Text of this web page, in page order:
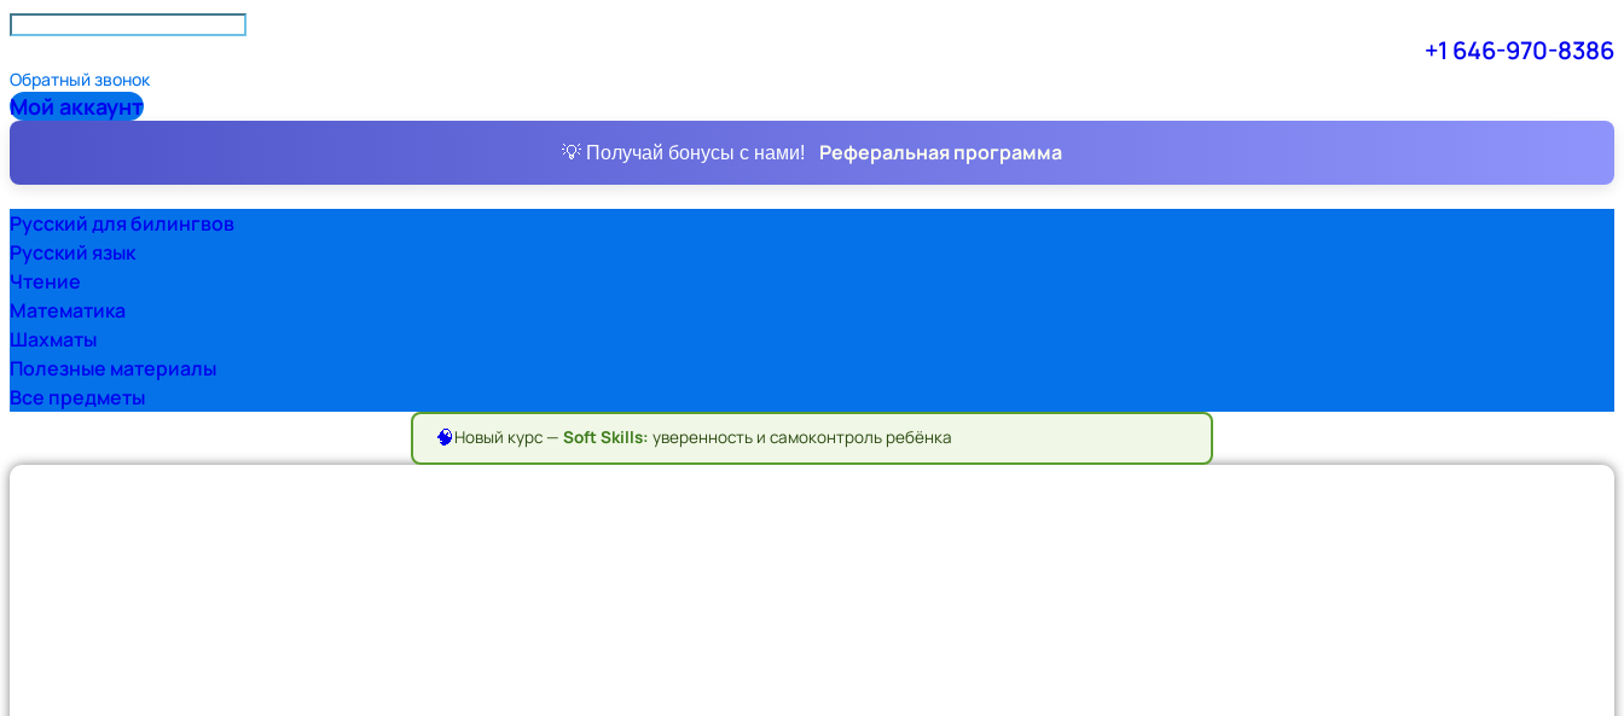
+1 646-970-8386
Обратный звонок
Мой аккаунт
💡 Получай бонусы с нами! Реферальная программа
Русский для билингвов
Русский язык
Чтение
Математика
Шахматы
Полезные материалы
Все предметы
🧠Новый курс — Soft Skills: уверенность и самоконтроль ребёнка